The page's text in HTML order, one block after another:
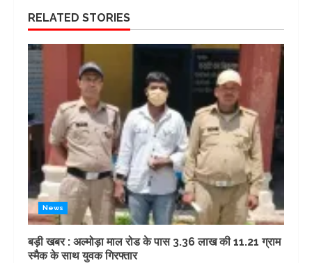
RELATED STORIES
News
बड़ी खबर : अल्मोड़ा माल रोड के पास 3.36 लाख की 11.21 ग्राम
स्मैक के साथ युवक गिरफ्तार